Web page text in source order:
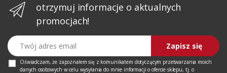
otrzymuj informacje o aktualnych
promocjach!
Twój adres email
Zapisz się
Oświadczam, że zapoznałem się z komunikatem dotyczącym przetwarzania moich
danych osobowych w celu wysyłania do mnie informacji o ofercie sklepu, tj. o